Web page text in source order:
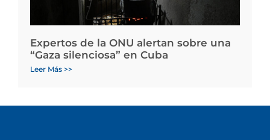
Expertos de la ONU alertan sobre una
“Gaza silenciosa” en Cuba
Leer Más >>